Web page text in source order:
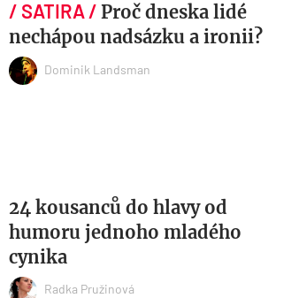
Proč dneska lidé
nechápou nadsázku a ironii?
Dominik Landsman
24 kousanců do hlavy od
humoru jednoho mladého
cynika
Radka Pružinová